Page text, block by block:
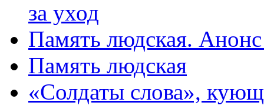
за уход
Память людская.
Память людская
«Солдаты слова»,